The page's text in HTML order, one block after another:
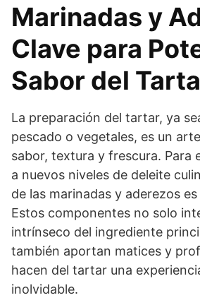
Marinadas y
Clave para
Sabor del
La preparación del tartar, ya
pescado o vegetales, es un
sabor, textura y frescura. Para
a nuevos niveles de deleite
de las marinadas y aderezos
Estos componentes no solo
intrínseco del ingrediente
también aportan matices y
hacen del tartar una
inolvidable.